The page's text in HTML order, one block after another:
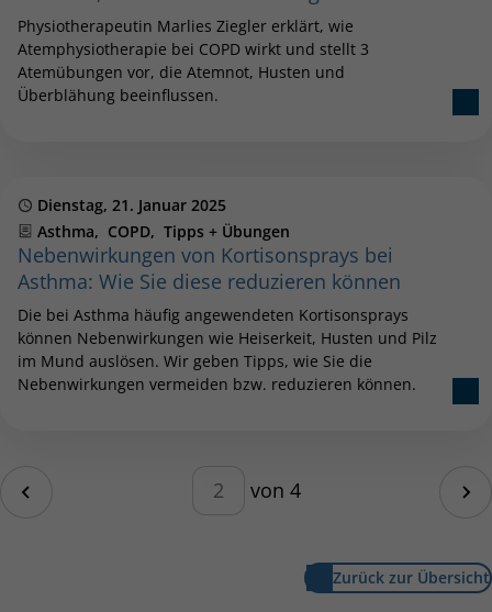
Physiotherapeutin Marlies Ziegler erklärt, wie
Atemphysiotherapie bei COPD wirkt und stellt 3
Atemübungen vor, die Atemnot, Husten und
Überblähung beeinflussen.
Publiziert
Dienstag, 21. Januar 2025
Kategorien
Asthma COPD Tipps + Übungen
Nebenwirkungen von Kortisonsprays bei
Asthma: Wie Sie diese reduzieren können
Die bei Asthma häufig angewendeten Kortisonsprays
können Nebenwirkungen wie Heiserkeit, Husten und Pilz
im Mund auslösen. Wir geben Tipps, wie Sie die
Nebenwirkungen vermeiden bzw. reduzieren können.
Blätterfunktion – geben Sie
von 4
Zurück zur Übersicht